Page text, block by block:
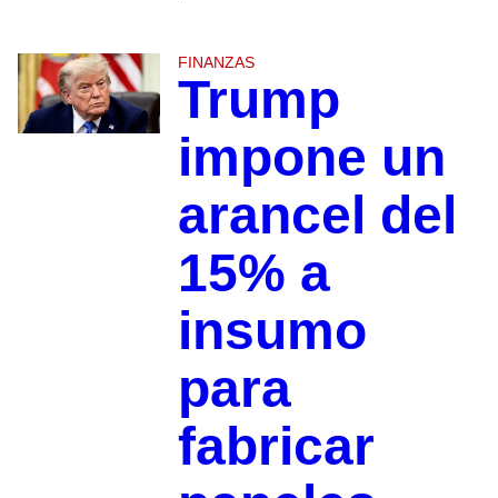
FINANZAS
Trump
impone un
arancel del
15% a
insumo
para
fabricar